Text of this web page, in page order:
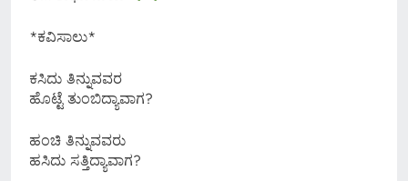
*ಕವಿಸಾಲು*
ಕಸಿದು ತಿನ್ನುವವರ
ಹೊಟ್ಟೆ ತುಂಬಿದ್ಯಾವಾಗ?
ಹಂಚಿ ತಿನ್ನುವವರು
ಹಸಿದು ಸತ್ತಿದ್ಯಾವಾಗ?